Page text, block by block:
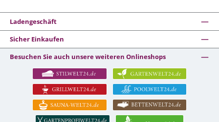
Ladengeschäft
Sicher Einkaufen
Besuchen Sie auch unsere weiteren Onlineshops